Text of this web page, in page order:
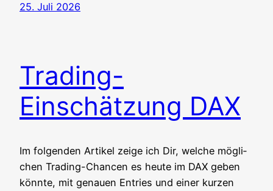
25. Juli 2026
Trading-
Einschätzung DAX
Im fol­gen­den Arti­kel zei­ge ich Dir, wel­che mög­li­
chen Tra­ding-Chan­cen es heu­te im DAX geben
könn­te, mit genau­en Ent­ries und einer kur­zen